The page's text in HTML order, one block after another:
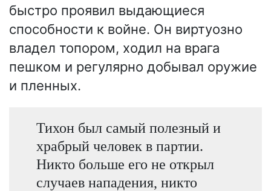
быстро проявил выдающиеся
способности к войне. Он виртуозно
владел топором, ходил на врага
пешком и регулярно добывал оружие
и пленных.
Тихон был самый полезный и
храбрый человек в партии.
Никто больше его не открыл
случаев нападения, никто